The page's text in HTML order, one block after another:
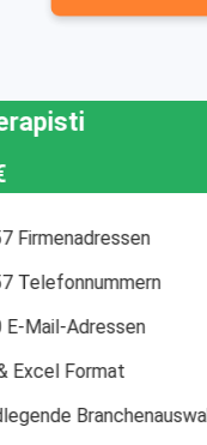
Tutti i ristoranti
✓219.738
✓219.738
✓43.168 E-Mail-
✓ CSV & Excel
✓Grundlegende